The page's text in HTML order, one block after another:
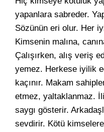
yapanlara sabreder.
Sözünün eri olur. Her
Kimsenin malına,
Çalışırken, alış veriş
yemez. Herkese iyilik
kaçınır. Makam
etmez, yaltaklanmaz.
saygı gösterir.
sevdirir. Kötü